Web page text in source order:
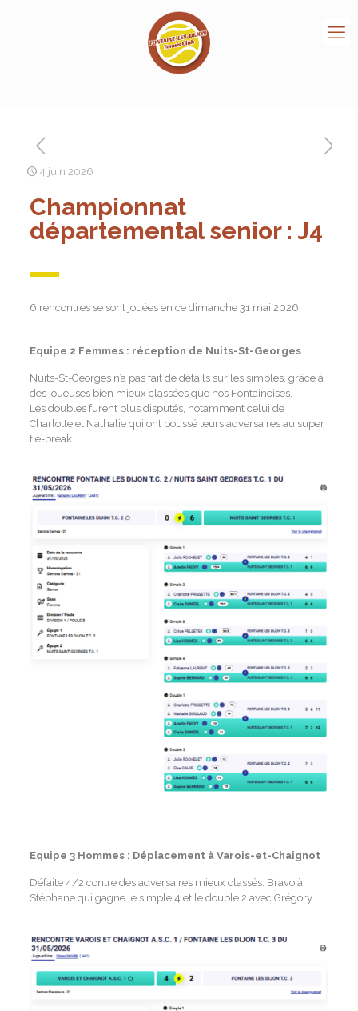
4 juin 2026
Championnat
départemental senior : J4
6 rencontres se sont jouées en ce dimanche 31 mai 2026.
Equipe 2 Femmes : réception de Nuits-St-Georges
Nuits-St-Georges n’a pas fait de détails sur les simples, grâce à
des joueuses bien mieux classées que nos Fontainoises.
Les doubles furent plus disputés, notamment celui de
Charlotte et Nathalie qui ont poussé leurs adversaires au super
tie-break.
Equipe 3 Hommes : Déplacement à Varois-et-Chaignot
Défaite 4/2 contre des adversaires mieux classés. Bravo à
Stéphane qui gagne le simple 4 et le double 2 avec Grégory.